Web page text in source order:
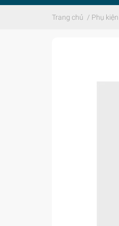
BÀN BÓNG BÀN
Trang chủ / Phụ kiện